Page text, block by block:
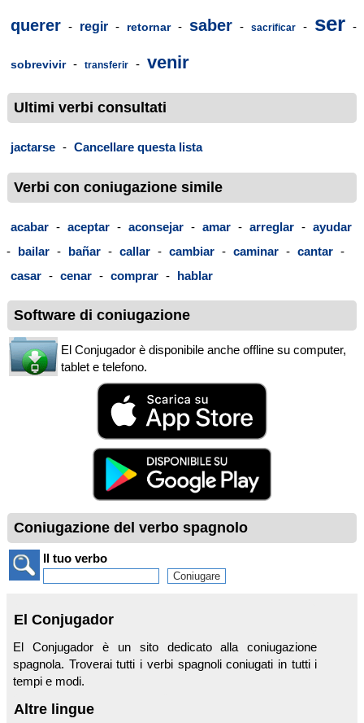
querer - regir - retornar - saber - sacrificar - ser -
sobrevivir - transferir - venir
Ultimi verbi consultati
jactarse - Cancellare questa lista
Verbi con coniugazione simile
acabar - aceptar - aconsejar - amar - arreglar - ayudar
- bailar - bañar - callar - cambiar - caminar - cantar -
casar - cenar - comprar - hablar
Software di coniugazione
El Conjugador è disponibile anche offline su computer,
tablet e telefono.
Coniugazione del verbo spagnolo
Il tuo verbo
El Conjugador
El Conjugador è un sito dedicato alla coniugazione
spagnola. Troverai tutti i verbi spagnoli coniugati in tutti i
tempi e modi.
Altre lingue